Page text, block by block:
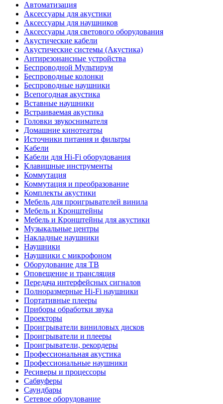
Автоматизация
Аксессуары для акустики
Аксессуары для наушников
Аксессуары для светового оборудования
Акустические кабели
Акустические системы (Акустика)
Антирезонансные устройства
Беспроводной Мультирум
Беспроводные колонки
Беспроводные наушники
Всепогодная акустика
Вставные наушники
Встраиваемая акустика
Головки звукоснимателя
Домашние кинотеатры
Источники питания и фильтры
Кабели
Кабели для Hi-Fi оборудования
Клавишные инструменты
Коммутация
Коммутация и преобразование
Комплекты акустики
Мебель для проигрывателей винила
Мебель и Кронштейны
Мебель и Кронштейны для акустики
Музыкальные центры
Накладные наушники
Наушники
Наушники с микрофоном
Оборудование для ТВ
Оповещение и трансляция
Передача интерфейсных сигналов
Полноразмерные Hi-Fi наушники
Портативные плееры
Приборы обработки звука
Проекторы
Проигрыватели виниловых дисков
Проигрыватели и плееры
Проигрыватели, рекордеры
Профессиональная акустика
Профессиональные наушники
Ресиверы и процессоры
Сабвуферы
Саундбары
Сетевое оборудование